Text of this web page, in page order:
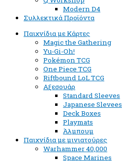
Modern D4
Συλλεκτικά Προϊόντα
Παιχνίδια με Κάρτες
Magic the Gathering
Yu-Gi-Oh!
Pokémon TCG
One Piece TCG
Riftbound LoL TCG
Αξεσουάρ
Standard Sleeves
Japanese Slevees
Deck Boxes
Playmats
Άλμπουμ
Παιχνίδια με μινιατούρες
Warhammer 40,000
Space Marines